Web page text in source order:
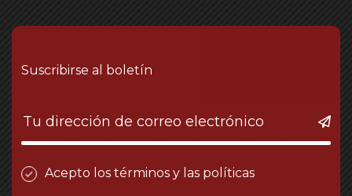
Suscribirse al boletín
Acepto los términos y las políticas